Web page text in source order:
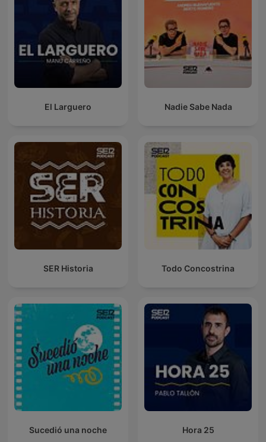
El Larguero Nadie Sabe Nada
SER Historia Todo Concostrina
Sucedió una noche Hora 25